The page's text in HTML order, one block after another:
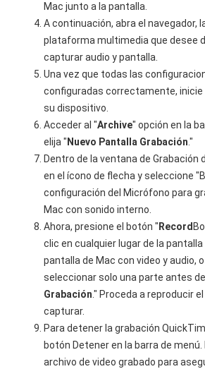
Mac junto a la pantalla.
A continuación, abra el navegador,
plataforma multimedia que desee
capturar audio y pantalla.
Una vez que todas las
configuradas correctamente, inicie
su dispositivo.
Acceder al "Archive" opción en la
elija " Nuevo Pantalla Grabación."
Dentro de la ventana de Grabación
en el ícono de flecha y seleccione
configuración del Micrófono para
Mac con sonido interno.
Ahora, presione el botón " Record
clic en cualquier lugar de la
pantalla de Mac con video y audio,
seleccionar solo una parte antes de
Grabación." Proceda a reproducir
capturar.
Para detener la grabación
botón Detener en la barra de menú.
archivo de video grabado para